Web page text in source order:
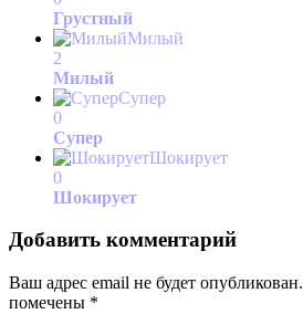
Грустный
Милый
2
Милый
Супер
0
Супер
Шокирует
0
Шокирует
Добавить комментарий
Ваш адрес email не будет опубликован.
помечены *